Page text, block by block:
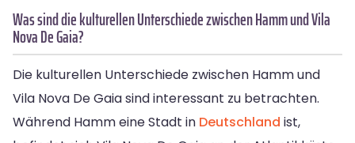
Was sind die kulturellen Unterschiede zwischen Hamm und Vila
Nova De Gaia?
Die kulturellen Unterschiede zwischen Hamm und
Vila Nova De Gaia sind interessant zu betrachten.
Während Hamm eine Stadt in Deutschland ist,